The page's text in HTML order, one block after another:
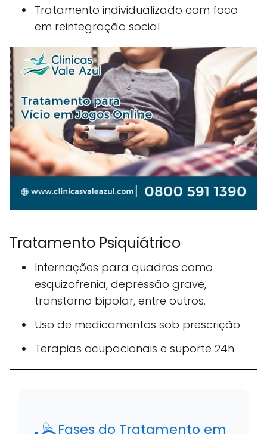
Tratamento individualizado com foco
em reintegração social
Tratamento Psiquiátrico
Internações para quadros como
esquizofrenia, depressão grave,
transtorno bipolar, entre outros.
Uso de medicamentos sob prescrição
Terapias ocupacionais e suporte 24h
🩺 Fases do Tratamento em